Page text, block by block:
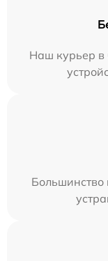
Наш курьер в
Большинство